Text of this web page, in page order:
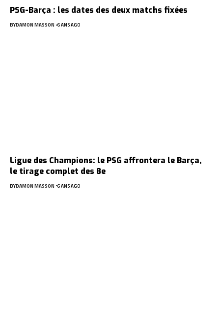
PSG-Barça : les dates des deux matchs fixées
BYDAMON MASSON 6 ANS AGO
Ligue des Champions: le PSG affrontera le Barça,
le tirage complet des 8e
BYDAMON MASSON 6 ANS AGO